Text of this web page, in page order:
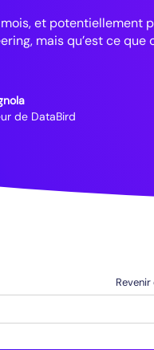
et potentiellement
mais qu’est ce que
de DataBird
Revenir